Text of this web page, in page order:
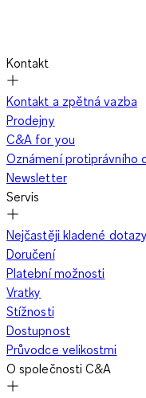
Kontakt
Kontakt a zpětná vazba
Prodejny
C&A for you
Oznámení protiprávního
Newsletter
Servis
Nejčastěji kladené dotazy
Doručení
Platební možnosti
Vratky
Stížnosti
Dostupnost
Průvodce velikostmi
O společnosti C&A